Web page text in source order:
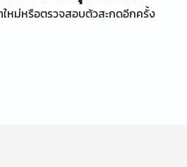
หม่หรือตรวจสอบตัวสะกดอีกครั้ง